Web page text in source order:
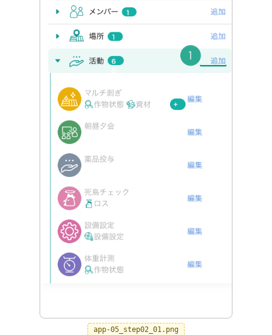
app-05_step02_01.png